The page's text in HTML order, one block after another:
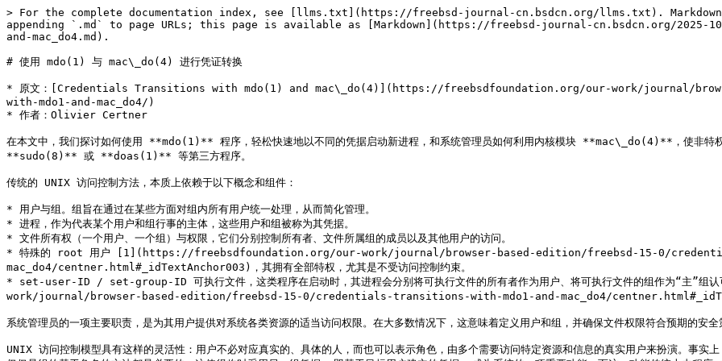
> For the complete documentation index, see [llms.txt](https://freebsd-journal-cn.bsdcn.org/llms.txt). Markdown versions of documentation pages are available by appending `.md` to page URLs; this page is available as [Markdown](https://freebsd-journal-cn.bsdcn.org/2025-101112-freebsd-15.0/credentials-transitions-with-mdo1-and-mac_do4.md).

# 使用 mdo(1) 与 mac\_do(4) 进行凭证转换

* 原文：[Credentials Transitions with mdo(1) and mac\_do(4)](https://freebsdfoundation.org/our-work/journal/browser-based-edition/freebsd-15-0/credentials-transitions-with-mdo1-and-mac_do4/)
* 作者：Olivier Certner

在本文中，我们探讨如何使用 **mdo(1)** 程序，轻松快速地以不同的凭据启动新进程，和系统管理员如何利用内核模块 **mac\_do(4)**，使非特权用户能够发起凭据转换，从而在简单的基于角色的场景中，无需安装诸如 **sudo(8)** 或 **doas(1)** 等第三方程序。

传统的 UNIX 访问控制方法，本质上依赖于以下概念和组件：

* 用户与组。组旨在通过在某些方面对组内所有用户统一处理，从而简化管理。
* 进程，作为代表某个用户和组行事的主体，这些用户和组被称为其凭据。
* 文件所有权（一个用户、一个组）与权限，它们分别控制所有者、文件所属组的成员以及其他用户的访问。
* 特殊的 root 用户 [1](https://freebsdfoundation.org/our-work/journal/browser-based-edition/freebsd-15-0/credentials-transitions-with-mdo1-and-mac_do4/centner.html#_idTextAnchor003)，其拥有全部特权，尤其是不受访问控制约束。
* set-user-ID / set-group-ID 可执行文件，这类程序在启动时，其进程会分别将可执行文件的所有者作为用户、将可执行文件的组作为“主”组认可 [2](https://freebsdfoundation.org/our-work/journal/browser-based-edition/freebsd-15-0/credentials-transitions-with-mdo1-and-mac_do4/centner.html#_idTextAnchor000)。

系统管理员的一项主要职责，是为其用户提供对系统各类资源的适当访问权限。在大多数情况下，这意味着定义用户和组，并确保文件权限符合预期的安全策略。

UNIX 访问控制模型具有这样的灵活性：用户不必对应真实的、具体的人，而也可以表示角色，由多个需要访问特定资源和信息的真实用户来扮演。事实上，在除最简单的文件共享场景之外的所有情况下，这种依赖 UNIX 用户而不仅仅是组的基于角色的方法都是必要的。这使得临时采用另一组凭据——即基于目标用户建立的凭据——成为系统的一项重要功能，而这一功能传统上由程序 **su(1)** 来完成。

然而，**su(1)** 在切换到新用户的凭据之前，需要对该用户身份验证，通常是要求输入该用户的密码 [3](https://freebsdfoundation.org/our-work/journal/browser-based-edition/freebsd-15-0/credentials-transitions-with-mdo1-and-mac_do4/centner.html#_idTextAnchor005)。这对于已经被分配了角色且本身已经完成认证的人类用户来说并不方便，对于自动化场景而言同样如此。它还必然会启动目标用户的 shell，这使其无法用于那些没有有效登录 shell 的用户，而这正是角色用户通常所期望的设置——任何人都不应当能够直接以其身份登录。此外，它还使得以指定参数启动某个特定程序变得比应有的更加繁琐 [4](https://freebsdfoundation.org/our-work/journal/browser-based-edition/freebsd-15-0/credentials-transitions-with-mdo1-and-mac_do4/centner.html#_idTextAnchor006)。

为克服这些限制，系统管理员通常会安装其他用于代表其他用户运行命令的程序，例如 **sudo(8)** 或 **doas(1)**。然而，像 **sudo(8)** 这样的程序具有不可忽视的攻击面，部分原因在于其包含大量不常用的功能，尤其是其模块化设计，从安全角度看可能是危险的。更一般地说，安装可执行文件所有者为 root 且设置了 set-user-ID 模式位的程序，本身就是一项安全隐患，因为一旦这些程序被攻破，就可能通过以 root 用户身份执行代码而获得完整的管理权限。但传统的 UNIX 并未提供其他更改凭据的方式，这也是 **su(1)** 和 **login(1)** 等程序必须以这种方式安装的原因。

作为设置了 set-user-ID 模式位的可执行文件（通常称为“setuid 可执行文件”）的替代方案，我们提供了内核模块 **mac\_do(4)**，它构建于 FreeBSD 的 MAC 框架之上 [5](https://freebsdfoundation.org/our-work/journal/browser-based-edition/freebsd-15-0/credentials-transitions-with-mdo1-and-mac_do4/centner.html#_idTextAnchor007)。其目的在于仅允许来自非特权进程的特定凭据转换，从而无需将相应的可执行镜像安装为“setuid”。

**mdo(1)** 是 **mac\_do(4)** 的配套程序，负责向内核实际请求所需的凭据转换。**mdo(1)** 可以由拥有全部特权的 root 用户单独使用；否则，其请求将根据管理员的配置，由内核模块 **mac\_do(4)** 审核。

在本文中，我们首先通过一系列示例，说明如何使用 **mdo(1)** 在新的凭据下启动命令。随后，我们解释如何配置 **mac\_do(4)**，以在宿主系统和 jail 中启用对特定凭据转换的支持，从而实现基于角色的方案，并对当前设计提供一些见解。最后，我们征求用户反馈，了解短期内应当提供的内容，和可能的长期未来规划。

## 使用 mdo(1)

**mdo(1)** 的设计目标，是以任意一组凭据运行任意命令。如果你尚未配置 **mac\_do(4)**（将在下节介绍），仍然可以以 root 身份运行下面的所有示例。对于大多数示例，需要 FreeBSD 15.0，因为 FreeBSD 14.3 中的 **mdo(1)** 仅支持选项 `-u` 和 `-i` [6](https://freebsdfoundation.org/our-work/journal/browser-based-edition/freebsd-15-0/credentials-transitions-with-mdo1-and-mac_do4/centner.html#_idTextAnchor008)。

出于安全原因，目标进程的凭据必须被完整指定：要么通过显式列出所有用户和组及其所请求的值，要么通过建立基线，为每一项提供默认值，然后再通过附加选项修订。

在基于角色的设置中，最常见的使用场景，可以说是认可某个用户的凭据，就好像该用户刚刚登录一样。因此，**mdo(1)** 以尽可能简单的形式支持这一点，唯一需要的选项是 `-u`（表示“user”），用于基于指定用户建立基线，例如：

```sh
$ mdo -u www /usr/local/bin/occ
```

对于那些 **sudo(8)** 和 **doas(1)** 用户来说，这条命令行看起来应该与你使用这些工具时的方式极为相似：基本上，`mdo` 取代了 `sudo` 或 `doas`，其余部分完全一致。

显然，如果传递的是某个用户的数值 ID 而不是用户名，这种方式就无法奏效，因为完整的登录凭据是由密码数据库和组数据库确定的，而这些数据库是按名称索引的 [7](https://freebsdfoundation.org/our-work/journal/browser-based-edition/freebsd-15-0/credentials-transitions-with-mdo1-and-mac_do4/centner.html#_idTextAnchor009)。使用 `-u` 并指定用户数值 ID 时，只会指定用户本身（实际上是实际、有效和保存的用户 ID），此时还需要告知 **mdo(1)** 所有目标组。这要么像下面将看到的那样显式指定，要么通过 `-i` 来完成，`-i` 表示以当前的组作为基线；否则，**mdo(1)** 将直接报错。

保留当前的组，例如：

```sh
$ mdo -u 10002 -i
```

这在某些情况下会很有用，例如，当你需要临时处理一些“外来”的文件，而其所有者并不存在于你的密码数据库中时。

`-i` 也可以与使用用户名的 `-u` 一起使用，且含义相同。例如，如果 foo 是你密码数据库中的某个用户，其 ID 为 10002，那么下面这条命令与前一个示例完全等价：

```sh
$ mdo -u foo -i
```

假设现在你想显式指定组，无论是因为你像上文那样使用了数值用户 ID，还是因为你想覆盖某个用户关联的组。你可以使用以下选项：

* `-g`：设置或覆盖主组 [8](https://freebsdfoundation.org/our-work/journal/browser-based-edition/freebsd-15-0/credentials-transitions-with-mdo1-and-mac_do4/centner.html#_idTextAnchor010)。
* `-G`：设置或覆盖完整的附加组集合。你在此提供的以逗号分隔的列表被视为完整列表，即应包含所有附加组。请注意，从 FreeBSD 15 开始，用户登录时，其初始组（在密码数据库中指定）也会包含在进程的附加组集合中。
* `-s`：修改附加组集合。此选项的参数由一系列逗号分隔的指令组成。使用 `+` 指令可以确保某组包含在附加组中，使用 `-` 指令可以确保某组不在附加组中，使用 `@` 指令可以重置列表，使 `-s` 的功能类似于 `-G`，但语法不同 [9](https://freebsdfoundation.org/our-work/journal/browser-based-edition/freebsd-15-0/credentials-transitions-with-mdo1-and-mac_do4/centner.html#_idTextAnchor011)。

一些示例：

```sh
$ mdo -u unprivileged_user -g wheel -G wheel,staff,operator
```

该命令会以 unprivileged\_user 用户启动一个 shell，但会忽略密码数据库和组数据库中指定的组，而是用传入的组来替换它们。`-g` 和 `-G` 对于测试某个用户在特定组集合下将获得哪些权限非常有用。

然而，如果目的只是以某个用户身份登录，并额外附加一些组（例如 wheel 和 operator），即所谓“增强”的角色场景，那么应当使用选项 `-s`：

```sh
$ mdo -u unprivileged_user -s +wheel
```

或者，相反地，如果需要临时撤销某个组的成员资格，例如当该组被用作通过 **ugidfw(8)**（和 **mac\_bsdextended(4)**）访问控制的标记时：

```sh
$ mdo -u unprivileged_user -s -tag_group
```

如果用户本身不需要改变，就没有必要用 `-u` 显式指定。相反，可以直接使用 `-k`（表示“keep”），其含义是以当前所有用户和组作为基线。`-k` 与 `-u` 互斥，并且隐含 `-i`（从当前组开始）。

需要注意的是，在所有情况下，都可以使用前面提到的显式选项（`-g`、`-G` 和 `-s`）来覆盖凭据中的组设置。

最后，如有需要，还可以分别覆盖用户和主组的 real、effective 和 saved 变体，分别使用 `--ruid`、`--euid`、`--svuid`，和 `--rgid`、`--egid` 和 `--svgid`。当这三种变体都被指定时，就不再需要分别使用 `-u` 或 `-g`，尽管在使用用户名时指定 `-u` 仍然有助于获取其关联的组。

可以看到，除了在最常见使用场景下的简洁性之外，**mdo(1)** 相较于 **su(1)**、**sudo(8)** 或 **doas(1)** 的优势在于，它允许对目标凭据的各个方面精确控制。这使其成为在修改密码数据库和组数据库之前，用于测试或临时使用任意凭据的首选工具，或者用于这样一种基于角色的设置：角色的认可来源于加入额外的组，而不是切换用户。

**mdo(1)** 仅关注于更改凭据。因此，其代码相对简单，并且在设计时特别强调尽可能清晰和最小化，同时保持“显然正确”。这使得程序易于审计，并生成极小的二进制文件，在我的 **stable/14** 机器上仅略超过 7kB。相比之下，**doas(1)** 的体积略超 27kB，而 **sudo(8)** 为 229kB，加上其默认安全策略插件 **sudoers(5)** 为 628kB，两者都是以“setuid 可执行文件”形式安装，这与 **mdo(1)** 形成对比。

目前，**mdo(1)** 面向基于角色的场景，它在请求新凭据时不要求输入任何密码或其他形式的认证，而是完全依赖请求者自身的凭据。作为未来可能的发展方向（在本文结论中提及），我们可能会增加支持要求当前已登录用户输入密码的功能。根据用户反馈，还可能考虑增加与切换到其他用户相关的附加功能，例如登录类（login class）、登录名、调度优先级等。

## 配置 mac\_do(4)

非 root 用户要使用 **mdo(1)**，必须配置 **mac\_do(4)**，因为 **mdo(1)** 设计上并未以“setuid”方式安装。

**mac\_do(4)** 默认不会编译进内核，但可以很容易以模块方式加载：

```sh
# kldload mac_do
```

然后，你可以通过 **sysctl(8)** 项 `security.mac.do` 访问其参数。目前（FreeBSD 14.3 和 15.0）可用的参数如下：

* `enabled`：模块是否启用（默认值为 true）。这是一个全局开关。也可以通过规则（下一个选项）或 jail 参数（见下文对应小节）